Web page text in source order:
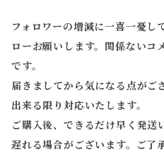
フォロワーの増減に一喜一憂し
ローお願いします。関係ないコ
です。
届きましてから気になる点がご
出来る限り対応いたします。
ご購入後、できるだけ早く発送
遅れる場合がございます。ご了